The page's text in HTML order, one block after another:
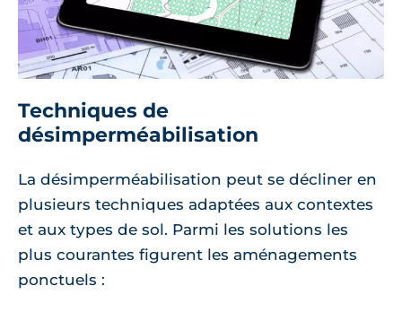
Techniques de
désimperméabilisation
La désimperméabilisation peut se décliner en
plusieurs techniques adaptées aux contextes
et aux types de sol. Parmi les solutions les
plus courantes figurent les aménagements
ponctuels :